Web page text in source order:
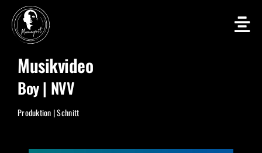
Inhalt
springen
Musikvideo
Boy | NVV
Produktion | Schnitt